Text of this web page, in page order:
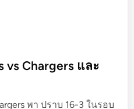
vs Chargers และ
พา ปราบ 16-3 ในรอบ